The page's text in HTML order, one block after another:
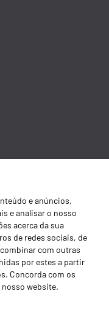
e anúncios,
e analisar o nosso
acerca da sua
de redes sociais, de
com outras
por estes a partir
Concorda com os
website.